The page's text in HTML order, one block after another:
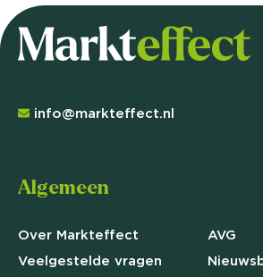
info@markteffect.nl
Algemeen
Over Markteffect
Veelgestelde vragen
AVG